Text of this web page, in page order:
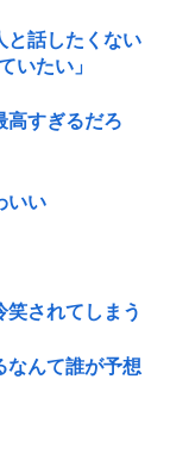
と話したくない
いたい」
高すぎるだろ
いい
笑されてしまう
なんて誰が予想